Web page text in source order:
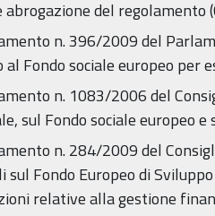
abrogazione del regolamento
n. 396/2009 del
Fondo sociale europeo per
n. 1083/2006 del
sul Fondo sociale europeo
n. 284/2009 del
sul Fondo Europeo di
relative alla gestione